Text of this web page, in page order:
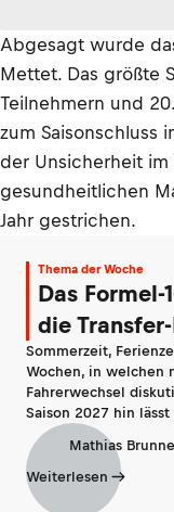
Abgesagt wurde
Mettet. Das größte
Teilnehmern und
zum Saisonschluss
der Unsicherheit
gesundheitlichen
Jahr gestrichen.
Thema der Woche
Das
die
Sommerzeit,
Wochen, in welchen
Fahrerwechsel
Saison 2027 hin
Mathias
Weiterlesen